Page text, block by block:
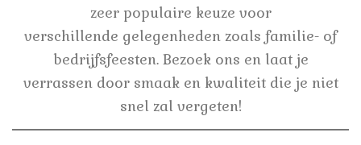
zeer populaire keuze voor
verschillende gelegenheden zoals familie- of
bedrijfsfeesten. Bezoek ons en laat je
verrassen door smaak en kwaliteit die je niet
snel zal vergeten!